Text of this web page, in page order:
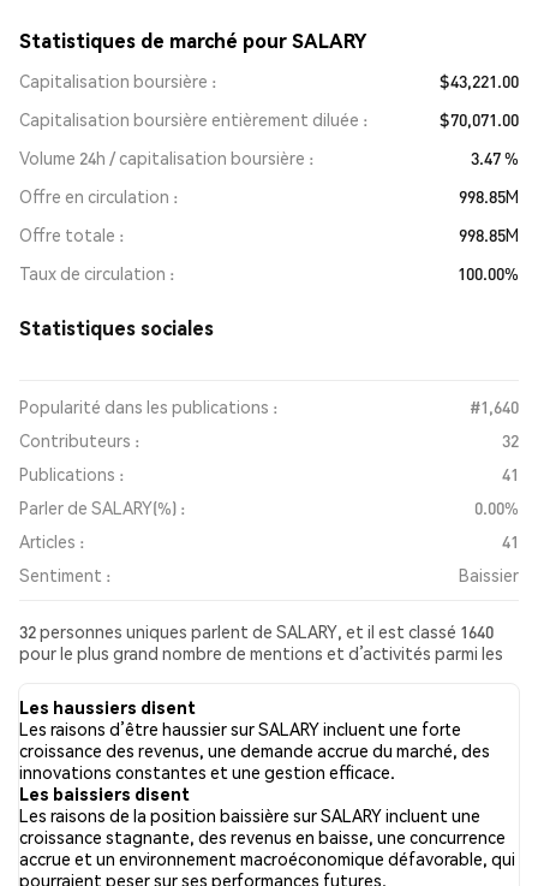
Statistiques de marché pour SALARY
Capitalisation boursière
$43,221.00
Capitalisation boursière entièrement diluée
$70,071.00
Volume 24h / capitalisation boursière
3.47 %
Offre en circulation
998.85M
Offre totale
998.85M
Taux de circulation
100.00%
Statistiques sociales
Popularité dans les publications :
#1,640
Contributeurs :
32
Publications :
41
Parler de SALARY(%) :
0.00%
Articles :
41
Sentiment :
Baissier
32 personnes uniques parlent de SALARY, et il est classé 1640
pour le plus grand nombre de mentions et d’activités parmi les
sentiment envers SALARY sur l’ensemble des réseaux sociaux a
été Baissier. Enfin, 41 articles de presse ont été publiés à
propos de SALARY. Sur Twitter, NaN% des tweets affichaient
un sentiment haussier, contre NaN% des tweets avec un
sentiment baissier à propos de SALARY. NaN% des tweets
étaient neutres à propos de SALARY. Ces sentiments sont
basés sur 0 tweets.
Les haussiers disent
Les raisons d’être haussier sur SALARY incluent une forte
croissance des revenus, une demande accrue du marché, des
innovations constantes et une gestion efficace.
Les baissiers disent
Les raisons de la position baissière sur SALARY incluent une
croissance stagnante, des revenus en baisse, une concurrence
accrue et un environnement macroéconomique défavorable, qui
pourraient peser sur ses performances futures.